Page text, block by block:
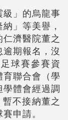
」的烏龍事
」等美譽，
濟醫院董之
期報名，沒
球賽參賽資
聯合會（學
體會經過調
不接納董之
申請。